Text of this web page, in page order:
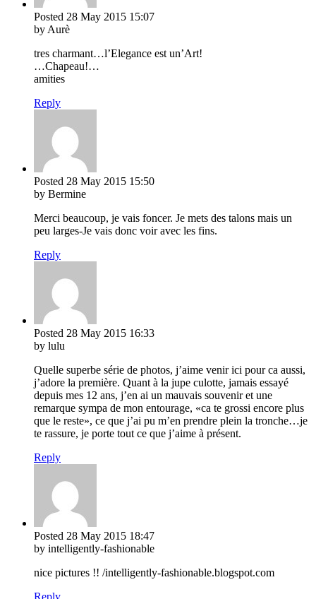
Posted 28 May 2015 15:07
by Aurè
tres charmant…l’Elegance est un’Art!
…Chapeau!…
amities
Reply
Posted 28 May 2015 15:50
by Bermine
Merci beaucoup, je vais foncer. Je mets des talons mais un
peu larges-Je vais donc voir avec les fins.
Reply
Posted 28 May 2015 16:33
by lulu
Quelle superbe série de photos, j’aime venir ici pour ca aussi,
j’adore la première. Quant à la jupe culotte, jamais essayé
depuis mes 12 ans, j’en ai un mauvais souvenir et une
remarque sympa de mon entourage, «ca te grossi encore plus
que le reste», ce que j’ai pu m’en prendre plein la tronche…je
te rassure, je porte tout ce que j’aime à présent.
Reply
Posted 28 May 2015 18:47
by intelligently-fashionable
nice pictures !! /intelligently-fashionable.blogspot.com
Reply